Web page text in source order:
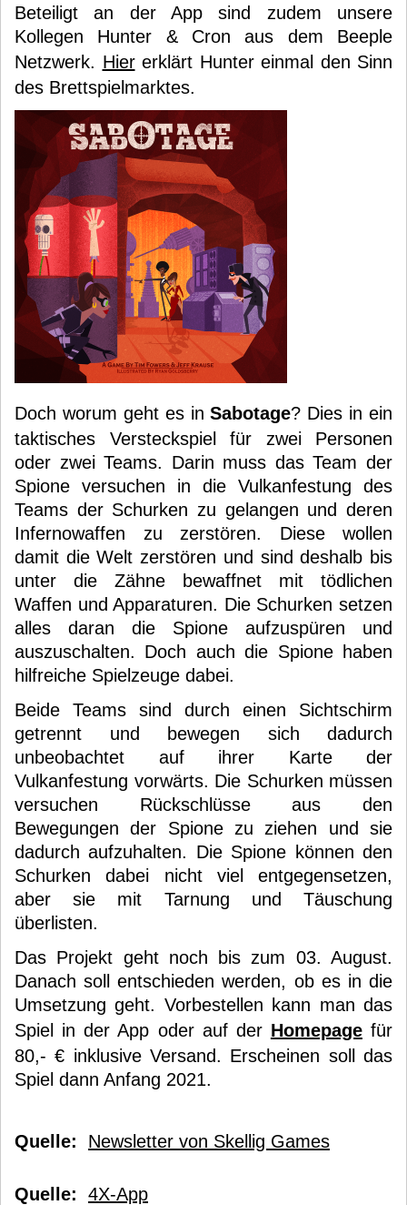
Beteiligt an der App sind zudem unsere
Kollegen Hunter & Cron aus dem Beeple
Netzwerk. Hiererklärt Hunter einmal den Sinn
des Brettspielmarktes.
Doch worum geht es inSabotage? Dies in ein
taktisches Versteckspiel für zwei Personen
oder zwei Teams. Darin muss das Team der
Spione versuchen in die Vulkanfestung des
Teams der Schurken zu gelangen und deren
Infernowaffen zu zerstören. Diese wollen
damit die Welt zerstören und sind deshalb bis
unter die Zähne bewaffnet mit tödlichen
Waffen und Apparaturen. Die Schurken setzen
alles daran die Spione aufzuspüren und
auszuschalten. Doch auch die Spione haben
hilfreiche Spielzeuge dabei.
Beide Teams sind durch einen Sichtschirm
getrennt und bewegen sich dadurch
unbeobachtet auf ihrer Karte der
Vulkanfestung vorwärts. Die Schurken müssen
versuchen Rückschlüsse aus den
Bewegungen der Spione zu ziehen und sie
dadurch aufzuhalten. Die Spione können den
Schurken dabei nicht viel entgegensetzen,
aber sie mit Tarnung und Täuschung
überlisten.
Das Projekt geht noch bis zum 03. August.
Danach soll entschieden werden, ob es in die
Umsetzung geht. Vorbestellen kann man das
Spiel in der App oder auf der Homepagefür
80,- € inklusive Versand. Erscheinen soll das
Spiel dann Anfang 2021.
Quelle: Newsletter von Skellig Games
Quelle: 4X-App